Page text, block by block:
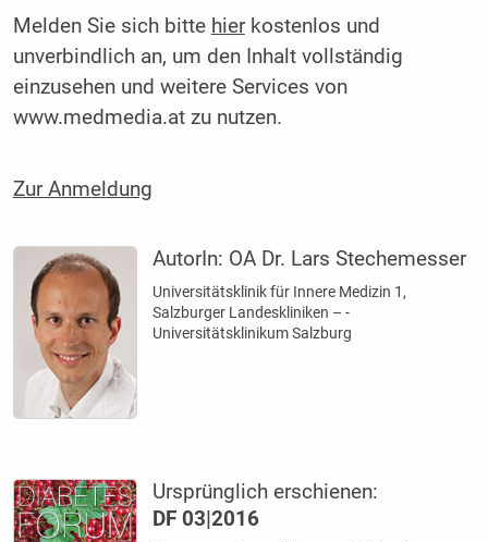
Melden Sie sich bitte hierkostenlos und
unverbindlich an, um den Inhalt vollständig
einzusehen und weitere Services von
www.medmedia.at zu nutzen.
Zur Anmeldung
AutorIn: OA Dr. Lars Stechemesser
Universitätsklinik für Innere Medizin 1,
Salzburger Landeskliniken – ­
Universitätsklinikum Salzburg
Ursprünglich erschienen:
DF 03|2016